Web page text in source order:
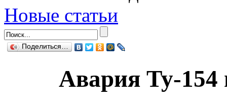
Новые статьи
Поделиться…
Авария Ту-